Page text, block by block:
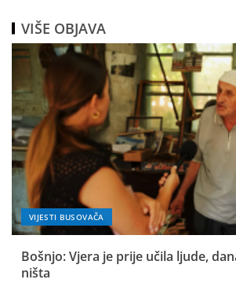
VIŠE OBJAVA
VIJESTI BUSOVAČA
Bošnjo: Vjera je prije učila ljude,
ništa